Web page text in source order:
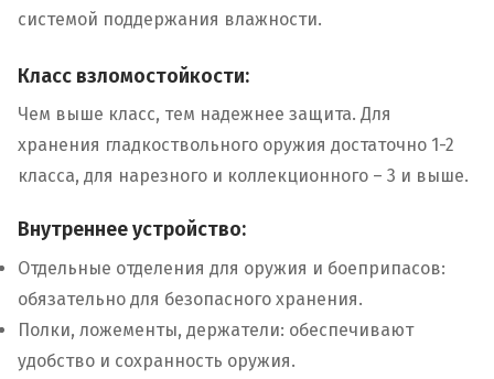
системой поддержания влажности.
Класс взломостойкости:
Чем выше класс, тем надежнее защита. Для
хранения гладкоствольного оружия достаточно 1-2
класса, для нарезного и коллекционного – 3 и выше.
Внутреннее устройство:
Отдельные отделения для оружия и боеприпасов:
обязательно для безопасного хранения.
Полки, ложементы, держатели: обеспечивают
удобство и сохранность оружия.